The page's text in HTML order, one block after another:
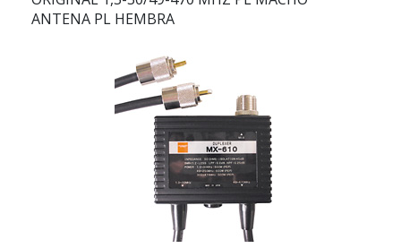
ANTENA PL HEMBRA